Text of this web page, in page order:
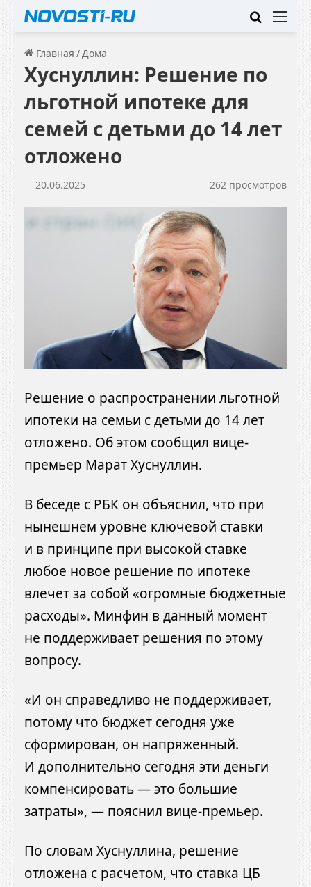
Искать
Главная /Дома
Хуснуллин: Решение по
льготной ипотеке для
семей с детьми до 14 лет
отложено
20.06.2025 262 просмотров
Решение о распространении льготной
ипотеки на семьи с детьми до 14 лет
отложено. Об этом сообщил вице-
премьер Марат Хуснуллин.
В беседе с РБК он объяснил, что при
нынешнем уровне ключевой ставки
и в принципе при высокой ставке
любое новое решение по ипотеке
влечет за собой «огромные бюджетные
расходы». Минфин в данный момент
не поддерживает решения по этому
вопросу.
«И он справедливо не поддерживает,
потому что бюджет сегодня уже
сформирован, он напряженный.
И дополнительно сегодня эти деньги
компенсировать — это большие
затраты», — пояснил вице-премьер.
По словам Хуснуллина, решение
отложена с расчетом, что ставка ЦБ